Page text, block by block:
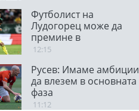
Футболист на
Лудогорец може да
премине в
колумбийски тим
12:15
Русев: Имаме амбиции
да влезем в основната
фаза
11:12